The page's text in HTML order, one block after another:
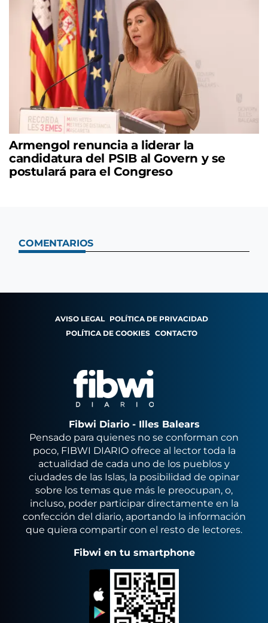
Armengol renuncia a liderar la
candidatura del PSIB al Govern y se
postulará para el Congreso
COMENTARIOS
AVISO LEGAL POLÍTICA DE PRIVACIDAD
POLÍTICA DE COOKIES CONTACTO
Fibwi Diario - Illes Balears
Pensado para quienes no se conforman con
poco, FIBWI DIARIO ofrece al lector toda la
actualidad de cada uno de los pueblos y
ciudades de las Islas, la posibilidad de opinar
sobre los temas que más le preocupan, o,
incluso, poder participar directamente en la
confección del diario, aportando la información
que quiera compartir con el resto de lectores.
Fibwi en tu smartphone